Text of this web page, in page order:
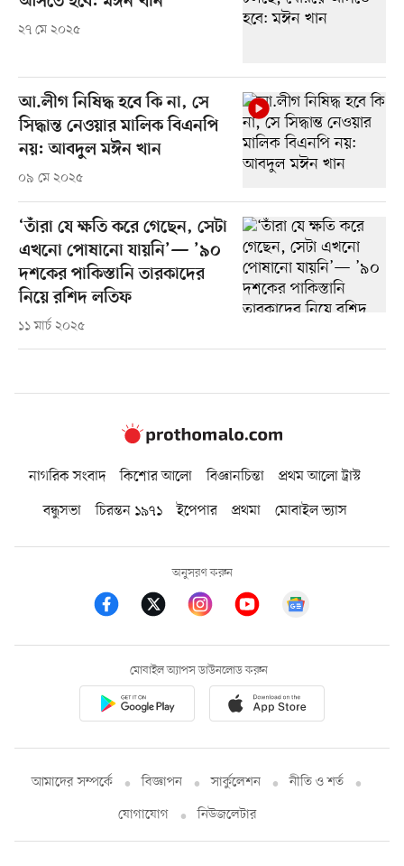
২৭ মে ২০২৫
আ.লীগ নিষিদ্ধ হবে কি না, সে
সিদ্ধান্ত নেওয়ার মালিক বিএনপি
নয়: আবদুল মঈন খান
০৯ মে ২০২৫
‘তাঁরা যে ক্ষতি করে গেছেন, সেটা
এখনো পোষানো যায়নি’— ’৯০
দশকের পাকিস্তানি তারকাদের
নিয়ে রশিদ লতিফ
১১ মার্চ ২০২৫
নাগরিক সংবাদ কিশোর আলো বিজ্ঞানচিন্তা
প্রথম আলো ট্রাস্ট
বন্ধুসভা
চিরন্তন ১৯৭১ ইপেপার প্রথমা মোবাইল ভ্যাস
অনুসরণ করুন
মোবাইল অ্যাপস ডাউনলোড করুন
আমাদের সম্পর্কে বিজ্ঞাপন সার্কুলেশন
নীতি ও শর্ত
যোগাযোগ
নিউজলেটার